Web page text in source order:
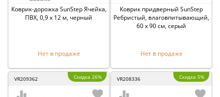
Коврик-дорожка SunStep Ячейка,
ПВХ, 0,9 x 12 м, черный
Нет в продаже
Коврик придверный SunStep
Ребристый, влаговпитывающий,
60 x 90 см, серый
Нет в продаже
VR209362 Скидка 26% VR208336 Скидка 5%